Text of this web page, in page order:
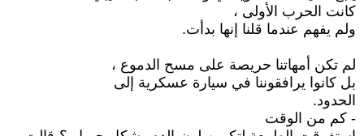
كانت الحرب الأولى ،
ولم يفهم عندما قلنا إنها بدأت.
لم تكن أمهاتنا حريصة على مسح الدموع ،
بل كانوا يرافقوننا في سيارة عسكرية إلى
الحدود.
- كم من الوقت